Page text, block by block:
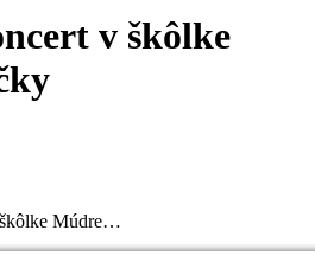
v škôlke
Múdre…